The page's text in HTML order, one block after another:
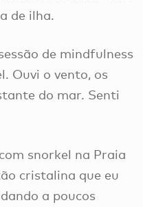
de ilha.
de mindfulness
Ouvi o vento, os
do mar. Senti
snorkel na Praia
cristalina que eu
a poucos